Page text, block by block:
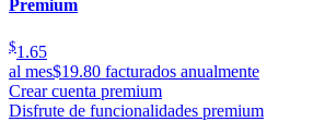
Premium
$1.65
al mes$19.80 facturados anualmente
Crear cuenta premium
Disfrute de funcionalidades premium